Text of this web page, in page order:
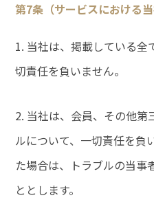
第7条（サービスにおける当
1. 当社は、掲載している
切責任を負いません。
2. 当社は、会員、その他
ルについて、一切責任を負
た場合は、トラブルの当事
ととします。